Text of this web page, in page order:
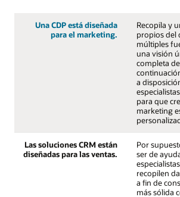
Una CDP está diseñada
para el marketing.
Recopila y
propios del
múltiples
una visión
completa
a
para que
marketing
Las soluciones CRM están
diseñadas para las ventas.
Por
ser de
recopilen
a fin de
más sólida